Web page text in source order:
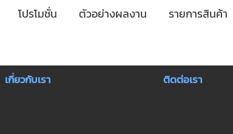
โปรโมชั่น ตัวอย่างผลงาน รายการสินค้า
เกี่ยวกับเรา ติดต่อเรา